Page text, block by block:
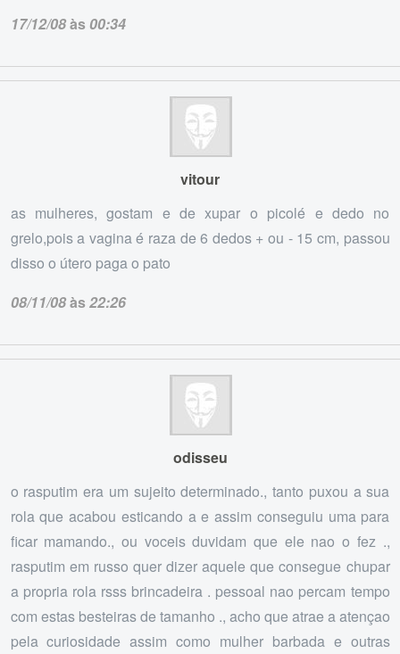
17/12/08às00:34
vitour
as mulheres, gostam e de xupar o picolé e dedo no
grelo,pois a vagina é raza de 6 dedos + ou - 15 cm, passou
disso o útero paga o pato
08/11/08às22:26
odisseu
o rasputim era um sujeito determinado., tanto puxou a sua
rola que acabou esticando a e assim conseguiu uma para
ficar mamando., ou voceis duvidam que ele nao o fez .,
rasputim em russo quer dizer aquele que consegue chupar
a propria rola rsss brincadeira . pessoal nao percam tempo
com estas besteiras de tamanho ., acho que atrae a atençao
pela curiosidade assim como mulher barbada e outras